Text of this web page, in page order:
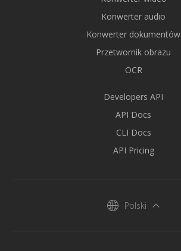
Konwerter audio
Konwerter dokumentów
Przetwornik obrazu
OCR
Developers API
API Docs
CLI Docs
API Pricing
Polski